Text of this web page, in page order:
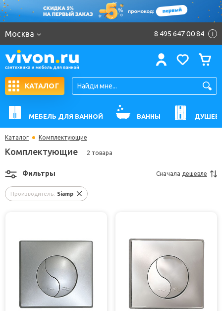
Москва 8 495 647 00 84 i
КАТАЛОГ
МЕБЕЛЬ ДЛЯ ВАННОЙ ВАННЫ
Каталог Комплектующие
Комплектующие 2 товара
Производитель: Siamp
Фильтры Сначала дешевле